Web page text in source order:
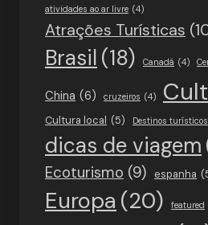
atividades ao ar livre (4)
Atrações Turísticas
Brasil (18) Canadá (4)
China (6) cruzeiros (4)
Cultura local (5) Destinos turísticos
dicas de viagem
Ecoturismo (9) espanha
Europa (20) featured